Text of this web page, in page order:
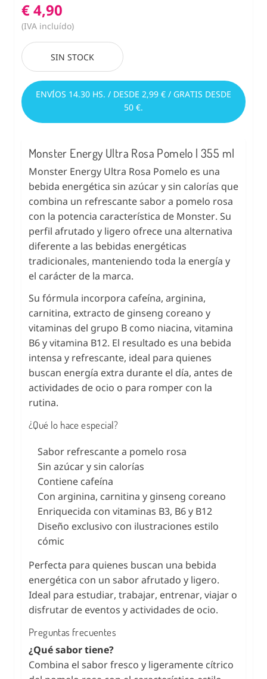
€ 4,90
(IVA incluído)
SIN STOCK
ENVÍOS 14.30 HS. / DESDE 2,99 € / GRATIS DESDE
50 €.
Monster Energy Ultra Rosa Pomelo | 355 ml
Monster Energy Ultra Rosa Pomelo es una
bebida energética sin azúcar y sin calorías que
combina un refrescante sabor a pomelo rosa
con la potencia característica de Monster. Su
perfil afrutado y ligero ofrece una alternativa
diferente a las bebidas energéticas
tradicionales, manteniendo toda la energía y
el carácter de la marca.
Su fórmula incorpora cafeína, arginina,
carnitina, extracto de ginseng coreano y
vitaminas del grupo B como niacina, vitamina
B6 y vitamina B12. El resultado es una bebida
intensa y refrescante, ideal para quienes
buscan energía extra durante el día, antes de
actividades de ocio o para romper con la
rutina.
¿Qué lo hace especial?
Sabor refrescante a pomelo rosa
Sin azúcar y sin calorías
Contiene cafeína
Con arginina, carnitina y ginseng coreano
Enriquecida con vitaminas B3, B6 y B12
Diseño exclusivo con ilustraciones estilo
cómic
Perfecta para quienes buscan una bebida
energética con un sabor afrutado y ligero.
Ideal para estudiar, trabajar, entrenar, viajar o
disfrutar de eventos y actividades de ocio.
Preguntas frecuentes
¿Qué sabor tiene?
Combina el sabor fresco y ligeramente cítrico